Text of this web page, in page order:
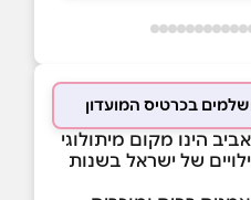
הינו מקום מיתולוגי
של ישראל בשנות